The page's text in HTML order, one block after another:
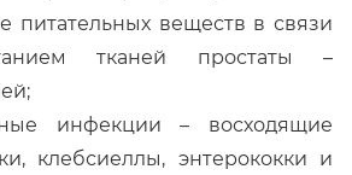
питательных веществ в связи
тканей простаты –
инфекции – восходящие
клебсиеллы, энтерококки и